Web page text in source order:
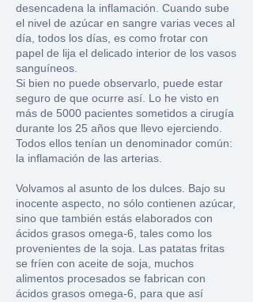
desencadena la inflamación. Cuando sube
el nivel de azúcar en sangre varias veces al
día, todos los días, es como frotar con
papel de lija el delicado interior de los vasos
sanguíneos.
Si bien no puede observarlo, puede estar
seguro de que ocurre así. Lo he visto en
más de 5000 pacientes sometidos a cirugía
durante los 25 años que llevo ejerciendo.
Todos ellos tenían un denominador común:
la inflamación de las arterias.
Volvamos al asunto de los dulces. Bajo su
inocente aspecto, no sólo contienen azúcar,
sino que también estás elaborados con
ácidos grasos omega-6, tales como los
provenientes de la soja. Las patatas fritas
se fríen con aceite de soja, muchos
alimentos procesados se fabrican con
ácidos grasos omega-6, para que así